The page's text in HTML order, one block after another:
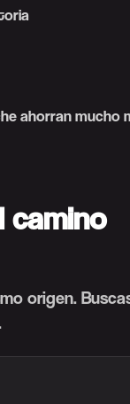
ahorran mucho
camino
origen.